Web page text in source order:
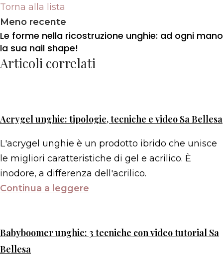
Torna alla lista
Meno recente
Le forme nella ricostruzione unghie: ad ogni mano
la sua nail shape!
Articoli correlati
Acrygel unghie: tipologie, tecniche e video Sa Bellesa
L'acrygel unghie è un prodotto ibrido che unisce
le migliori caratteristiche di gel e acrilico. È
inodore, a differenza dell'acrilico.
Continua a leggere
Babyboomer unghie: 3 tecniche con video tutorial Sa
Bellesa